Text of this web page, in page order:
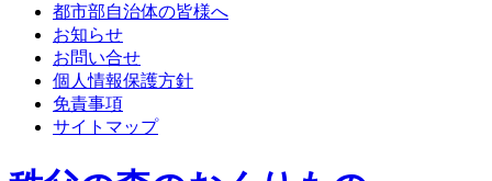
都市部自治体の皆様へ
お知らせ
お問い合せ
個人情報保護方針
免責事項
サイトマップ